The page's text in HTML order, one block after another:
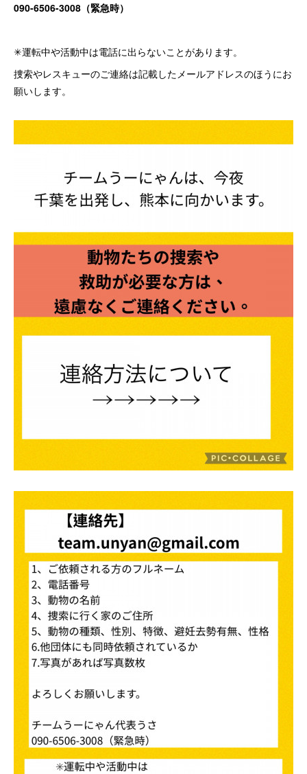
090-6506-3008（緊急時）
✳運転中や活動中は電話に出らないことがあります。
捜索やレスキューのご連絡は記載したメールアドレスのほうにお
願いします。